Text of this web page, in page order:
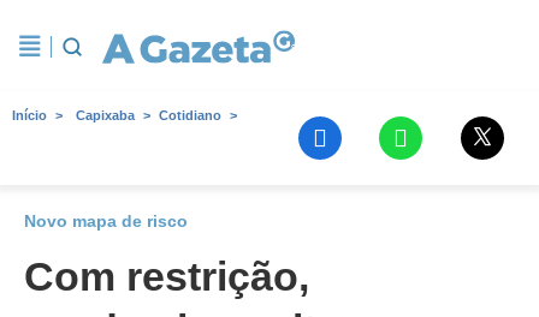
Início Capixaba Cotidiano
Novo mapa de risco
Com restrição,